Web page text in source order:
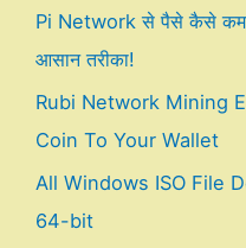
Pi Network से पैसे कैसे
आसान तरीका!
Rubi Network Mining
Coin To Your Wallet
All Windows ISO File
64-bit